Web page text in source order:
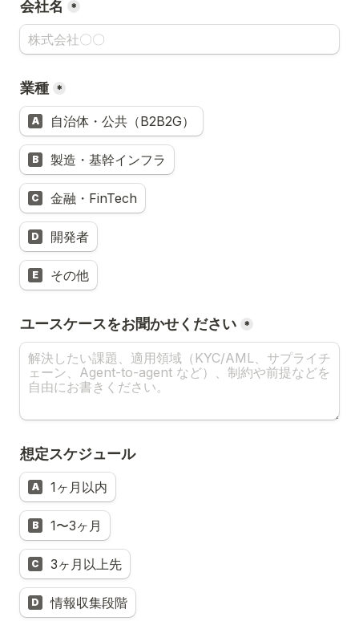
会社名 *
業種 *
A 自治体・公共（B2B2G）
B 製造・基幹インフラ
C 金融・FinTech
D 開発者
E その他
ユースケースをお聞かせください *
想定スケジュール
A 1ヶ月以内
B 1〜3ヶ月
C 3ヶ月以上先
D 情報収集段階